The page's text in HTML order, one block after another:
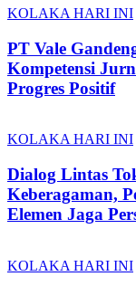
KOLAKA HARI INI
PT Vale
Kompetensi
Progres Positif
KOLAKA HARI INI
Dialog Lintas
Keberagaman,
Elemen Jaga
KOLAKA HARI INI